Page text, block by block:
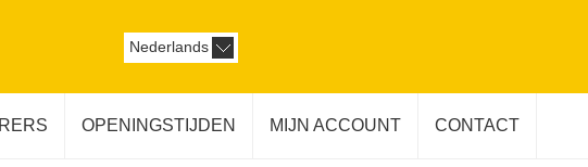
Nederlands
OPENINGSTIJDEN MIJN ACCOUNT CONTACT